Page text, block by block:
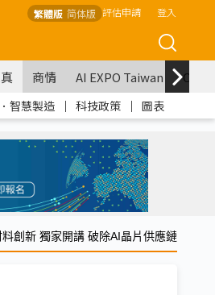
繁體版 简体版 評估申請 登入
商情 AI EXPO Taiwan
智慧製造 ｜ 科技政策 ｜ 圖表
創新 獨家開講 破除AI晶片供應鏈